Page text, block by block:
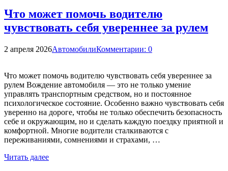
Что может помочь водителю
чувствовать себя увереннее за рулем
2 апреля 2026АвтомобилиКомментарии: 0
Что может помочь водителю чувствовать себя увереннее за
рулем Вождение автомобиля — это не только умение
управлять транспортным средством, но и постоянное
психологическое состояние. Особенно важно чувствовать себя
уверенно на дороге, чтобы не только обеспечить безопасность
себе и окружающим, но и сделать каждую поездку приятной и
комфортной. Многие водители сталкиваются с
переживаниями, сомнениями и страхами, …
Читать далее